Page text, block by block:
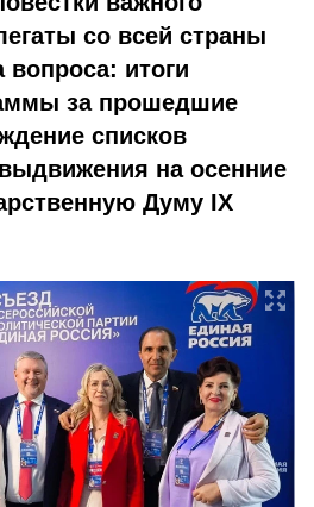
со всей страны
итоги
за прошедшие
списков
на осенние
Думу IX